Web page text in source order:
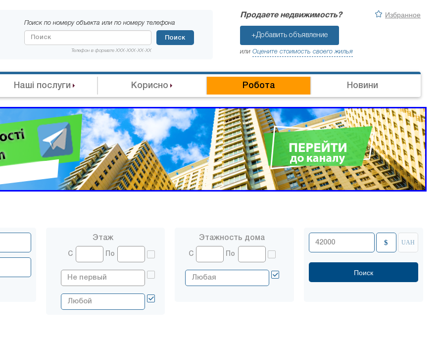
Поиск по номеру объекта или по номеру телефона
Телефон в формате XXX-XXX-XX-XX
Поиск
Продаете недвижимость?
+Добавить объявление
или Оцените стоимость своего жилья
Избранное
Наші послуги Корисно Робота Новини
Этаж
С По
Этажность дома
С По
$ UAH